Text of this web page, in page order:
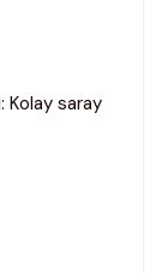
Kolay saray